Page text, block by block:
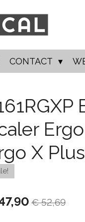
CONTACT
X
€ 52,69